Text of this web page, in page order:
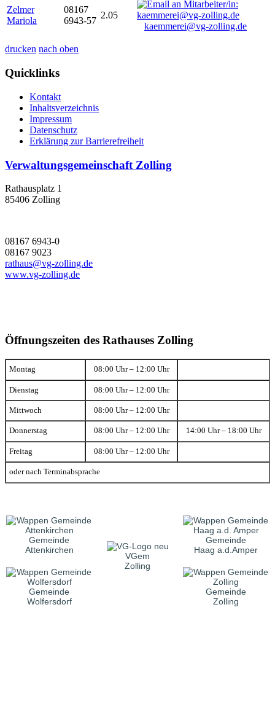
Zelmer
Mariola
08167
6943-57
2.05
kaemmerei@vg-zolling.de
drucken nach oben
Quicklinks
Kontakt
Inhaltsverzeichnis
Impressum
Datenschutz
Erklärung zur Barrierefreiheit
Verwaltungsgemeinschaft Zolling
Rathausplatz 1
85406 Zolling
08167 6943-0
08167 9023
rathaus@vg-zolling.de
www.vg-zolling.de
Öffnungszeiten des Rathauses Zolling
Montag 08:00 Uhr – 12:00 Uhr
Dienstag 08:00 Uhr – 12:00 Uhr
Mittwoch 08:00 Uhr – 12:00 Uhr
Donnerstag 08:00 Uhr – 12:00 Uhr 14:00 Uhr – 18:00 Uhr
Freitag 08:00 Uhr – 12:00 Uhr
oder nach Terminabsprache
Gemeinde
Attenkirchen
VGem
Zolling
Gemeinde
Haag a.d.Amper
Gemeinde
Wolfersdorf
Gemeinde
Zolling